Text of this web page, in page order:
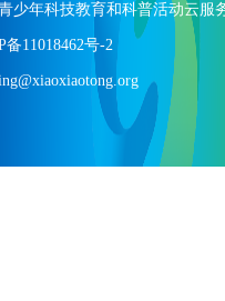
少年科技教育和科普活动云服
11018462号-2